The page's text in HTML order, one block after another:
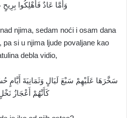
وَأَمَّا عَادٌ فَأُهْلِكُوا
nad njima, sedam noći i osam dana
pa si u njima ljude povaljane kao
debla vidio,
سَخَّرَهَا عَلَيْهِمْ سَبْعَ لَيَالٍ وَثَمَانِيَةَ
كَأَنَّهُمْ أَعْجَازُ